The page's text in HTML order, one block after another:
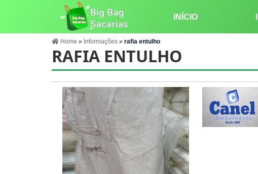
INÍCIO
Home » Informações » rafia entulho
RAFIA ENTULHO